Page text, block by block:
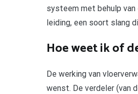
systeem met behulp
leiding, een soort slang
Hoe weet ik of
De werking van
wenst. De verdeler (van